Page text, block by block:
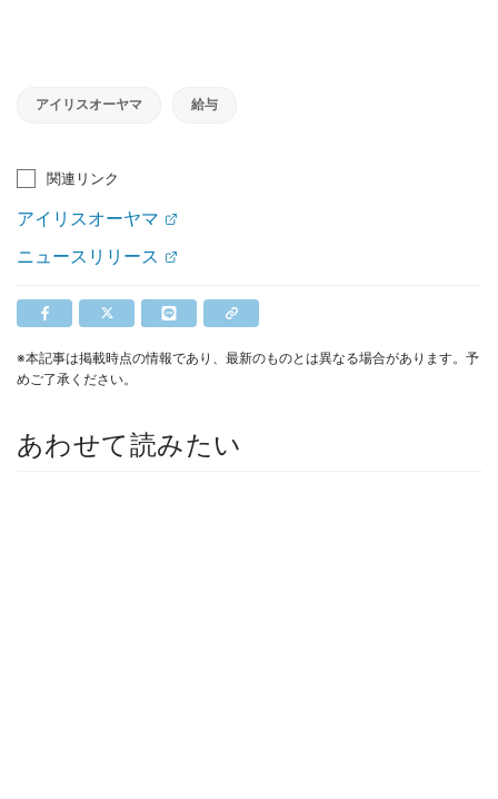
アイリスオーヤマ 給与
関連リンク
アイリスオーヤマ
ニュースリリース
※本記事は掲載時点の情報であり、最新のものとは異なる場合があります。予
めご了承ください。
あわせて読みたい